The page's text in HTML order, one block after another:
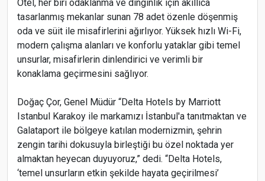
Otel, her biri odaklanma ve dinginlik için akıllıca
tasarlanmış mekanlar sunan 78 adet özenle döşenmiş
oda ve süit ile misafirlerini ağırlıyor. Yüksek hızlı Wi-Fi,
modern çalışma alanları ve konforlu yataklar gibi temel
unsurlar, misafirlerin dinlendirici ve verimli bir
konaklama geçirmesini sağlıyor.
Doğaç Çor, Genel Müdür “Delta Hotels by Marriott
Istanbul Karakoy ile markamızı İstanbul'a tanıtmaktan ve
Galataport ile bölgeye katılan modernizmin, şehrin
zengin tarihi dokusuyla birleştiği bu özel noktada yer
almaktan heyecan duyuyoruz,” dedi. “Delta Hotels,
‘temel unsurların etkin şekilde hayata geçirilmesi’